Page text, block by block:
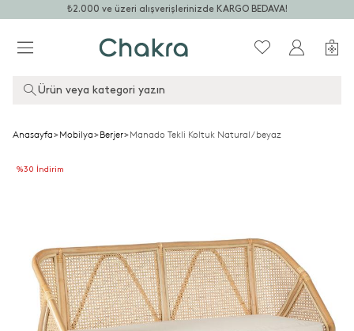
₺2.000 ve üzeri alışverişlerinizde KARGO BEDAVA!
Ürün veya kategori yazın
Anasayfa>Mobilya>Berjer>Manado Tekli Koltuk Natural/beyaz
%30 İndirim